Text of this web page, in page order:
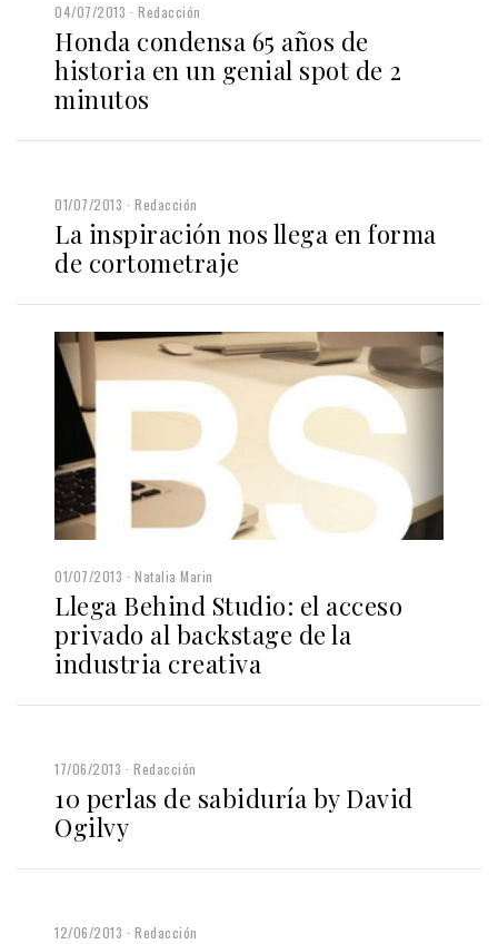
04/07/2013 Redacción
Honda condensa 65 años de
historia en un genial spot de 2
minutos
01/07/2013 Redacción
La inspiración nos llega en forma
de cortometraje
01/07/2013 Natalia Marin
Llega Behind Studio: el acceso
privado al backstage de la
industria creativa
17/06/2013 Redacción
10 perlas de sabiduría by David
Ogilvy
12/06/2013 Redacción